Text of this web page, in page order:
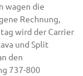
wagen die
Rechnung,
wird der Carrier
und Split
den
737-800